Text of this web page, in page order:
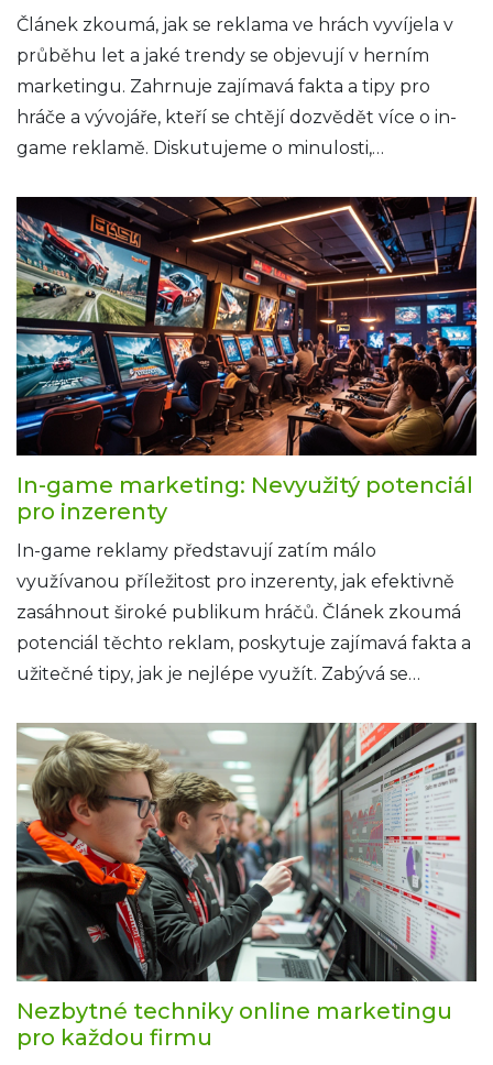
Článek zkoumá, jak se reklama ve hrách vyvíjela v
průběhu let a jaké trendy se objevují v herním
marketingu. Zahrnuje zajímavá fakta a tipy pro
hráče a vývojáře, kteří se chtějí dozvědět více o in-
game reklamě. Diskutujeme o minulosti,
In-game marketing: Nevyužitý potenciál
pro inzerenty
In-game reklamy představují zatím málo
využívanou příležitost pro inzerenty, jak efektivně
zasáhnout široké publikum hráčů. Článek zkoumá
potenciál těchto reklam, poskytuje zajímavá fakta a
užitečné tipy, jak je nejlépe využít. Zabývá se
hráče i samotné značky.
Nezbytné techniky online marketingu
pro každou firmu